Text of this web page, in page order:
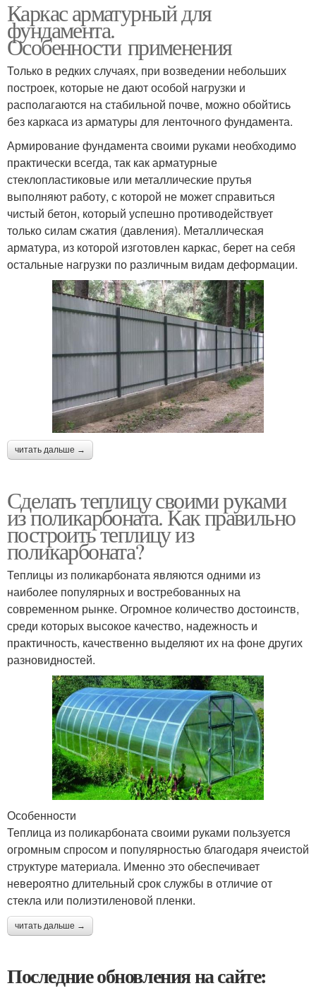
Каркас арматурный для
фундамента.
Особенности применения
Только в редких случаях, при возведении небольших
построек, которые не дают особой нагрузки и
располагаются на стабильной почве, можно обойтись
без каркаса из арматуры для ленточного фундамента.
Армирование фундамента своими руками необходимо
практически всегда, так как арматурные
стеклопластиковые или металлические прутья
выполняют работу, с которой не может справиться
чистый бетон, который успешно противодействует
только силам сжатия (давления). Металлическая
арматура, из которой изготовлен каркас, берет на себя
остальные нагрузки по различным видам деформации.
читать дальше →
Сделать теплицу своими руками
из поликарбоната. Как правильно
построить теплицу из
поликарбоната?
Теплицы из поликарбоната являются одними из
наиболее популярных и востребованных на
современном рынке. Огромное количество достоинств,
среди которых высокое качество, надежность и
практичность, качественно выделяют их на фоне других
разновидностей.
Особенности
Теплица из поликарбоната своими руками пользуется
огромным спросом и популярностью благодаря ячеистой
структуре материала. Именно это обеспечивает
невероятно длительный срок службы в отличие от
стекла или полиэтиленовой пленки.
читать дальше →
Последние обновления на сайте: